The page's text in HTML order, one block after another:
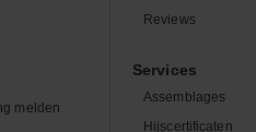
melden
Reviews
Services
Assemblages
Hijscertificaten